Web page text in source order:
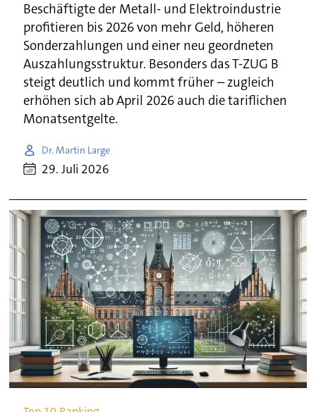
Beschäftigte der Metall- und Elektroindustrie
profitieren bis 2026 von mehr Geld, höheren
Sonderzahlungen und einer neu geordneten
Auszahlungsstruktur. Besonders das T-ZUG B
steigt deutlich und kommt früher – zugleich
erhöhen sich ab April 2026 auch die tariflichen
Monatsentgelte.
Dr. Martin Large
29. Juli 2026